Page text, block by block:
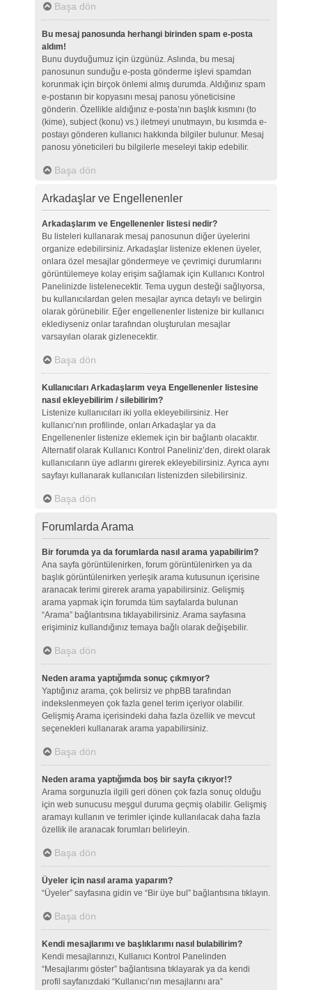
Başa dön
Bu mesaj panosunda herhangi birinden spam e-posta
aldım!
Bunu duyduğumuz için üzgünüz. Aslında, bu mesaj
panosunun sunduğu e-posta gönderme işlevi spamdan
korunmak için birçok önlemi almış durumda. Aldığınız spam
e-postanın bir kopyasını mesaj panosu yöneticisine
gönderin. Özellikle aldığınız e-posta’nın başlık kısmını (to
(kime), subject (konu) vs.) iletmeyi unutmayın, bu kısımda e-
postayı gönderen kullanıcı hakkında bilgiler bulunur. Mesaj
panosu yöneticileri bu bilgilerle meseleyi takip edebilir.
Başa dön
Arkadaşlar ve Engellenenler
Arkadaşlarım ve Engellenenler listesi nedir?
Bu listeleri kullanarak mesaj panosunun diğer üyelerini
organize edebilirsiniz. Arkadaşlar listenize eklenen üyeler,
onlara özel mesajlar göndermeye ve çevrimiçi durumlarını
görüntülemeye kolay erişim sağlamak için Kullanıcı Kontrol
Panelinizde listelenecektir. Tema uygun desteği sağlıyorsa,
bu kullanıcılardan gelen mesajlar ayrıca detaylı ve belirgin
olarak görünebilir. Eğer engellenenler listenize bir kullanıcı
eklediyseniz onlar tarafından oluşturulan mesajlar
varsayılan olarak gizlenecektir.
Başa dön
Kullanıcıları Arkadaşlarım veya Engellenenler listesine
nasıl ekleyebilirim / silebilirim?
Listenize kullanıcıları iki yolla ekleyebilirsiniz. Her
kullanıcı’nın profilinde, onları Arkadaşlar ya da
Engellenenler listenize eklemek için bir bağlantı olacaktır.
Alternatif olarak Kullanıcı Kontrol Paneliniz’den, direkt olarak
kullanıcıların üye adlarını girerek ekleyebilirsiniz. Ayrıca aynı
sayfayı kullanarak kullanıcıları listenizden silebilirsiniz.
Başa dön
Forumlarda Arama
Bir forumda ya da forumlarda nasıl arama yapabilirim?
Ana sayfa görüntülenirken, forum görüntülenirken ya da
başlık görüntülenirken yerleşik arama kutusunun içerisine
aranacak terimi girerek arama yapabilirsiniz. Gelişmiş
arama yapmak için forumda tüm sayfalarda bulunan
“Arama” bağlantısına tıklayabilirsiniz. Arama sayfasına
erişiminiz kullandığınız temaya bağlı olarak değişebilir.
Başa dön
Neden arama yaptığımda sonuç çıkmıyor?
Yaptığınız arama, çok belirsiz ve phpBB tarafından
indekslenmeyen çok fazla genel terim içeriyor olabilir.
Gelişmiş Arama içerisindeki daha fazla özellik ve mevcut
seçenekleri kullanarak arama yapabilirsiniz.
Başa dön
Neden arama yaptığımda boş bir sayfa çıkıyor!?
Arama sorgunuzla ilgili geri dönen çok fazla sonuç olduğu
için web sunucusu meşgul duruma geçmiş olabilir. Gelişmiş
aramayı kullanın ve terimler içinde kullanılacak daha fazla
özellik ile aranacak forumları belirleyin.
Başa dön
Üyeler için nasıl arama yaparım?
“Üyeler” sayfasına gidin ve “Bir üye bul” bağlantısına tıklayın.
Başa dön
Kendi mesajlarımı ve başlıklarımı nasıl bulabilirim?
Kendi mesajlarınızı, Kullanıcı Kontrol Panelinden
“Mesajlarımı göster” bağlantısına tıklayarak ya da kendi
profil sayfanızdaki “Kullanıcı’nın mesajlarını ara”